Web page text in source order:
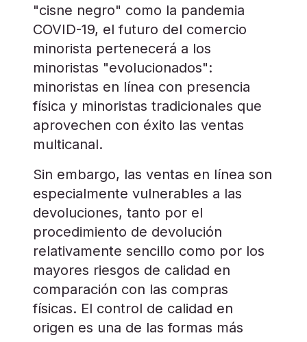
"cisne negro" como la pandemia
COVID-19, el futuro del comercio
minorista pertenecerá a los
minoristas "evolucionados":
minoristas en línea con presencia
física y minoristas tradicionales que
aprovechen con éxito las ventas
multicanal.
Sin embargo, las ventas en línea son
especialmente vulnerables a las
devoluciones, tanto por el
procedimiento de devolución
relativamente sencillo como por los
mayores riesgos de calidad en
comparación con las compras
físicas. El control de calidad en
origen es una de las formas más